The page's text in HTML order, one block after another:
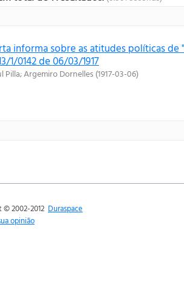
informa sobre as atitudes políticas de
1/0142 de 06/03/1917
Pilla;Argemiro Dornelles(1917-03-06)
2002-2012 Duraspace
opinião